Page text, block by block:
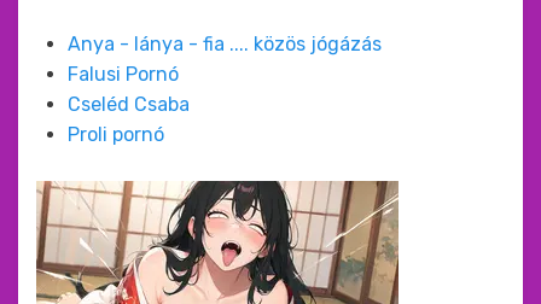
Anya - lánya - fia .... közös jógázás
Falusi Pornó
Cseléd Csaba
Proli pornó